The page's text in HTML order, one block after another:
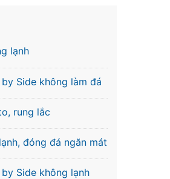
lạnh
Side không làm đá
rung lắc
đóng đá ngăn mát
Side không lạnh